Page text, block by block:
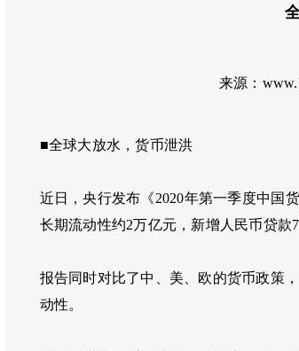
来源：
■全球大放水，货币泄洪
近日，央行发布《2020年第一季度中国
长期流动性约2万亿元，新增人民币贷款
报告同时对比了中、美、欧的货币政策
动性。